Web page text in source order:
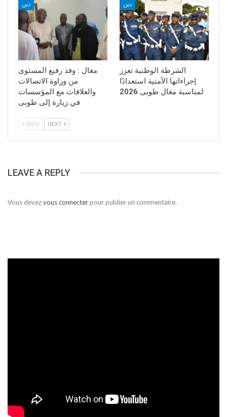
دين
مغال : وفد رفيع المستوى
من وزاوة الاتصالات
والعلاقات مع المؤسسات
في زيارة إلى طوبى
دين
الشرطة الوطنية تعزز
إجراءاتها الأمنية استعدادًا
لمناسبة مغال طوبى 2026
PREV NEXT
LEAVE A REPLY
Vous devezvous connecterpour publier un commentaire.